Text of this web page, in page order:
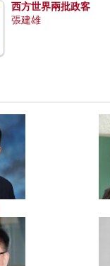
西方世界兩批政客
張建雄